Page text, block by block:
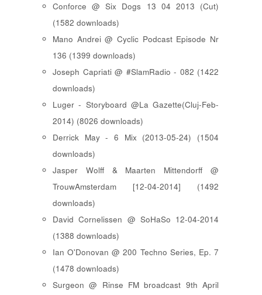
Conforce @ Six Dogs 13 04 2013 (Cut)
(1582 downloads)
Mano Andrei @ Cyclic Podcast Episode Nr
136 (1399 downloads)
Joseph Capriati @ #SlamRadio - 082 (1422
downloads)
Luger - Storyboard @La Gazette(Cluj-Feb-
2014) (8026 downloads)
Derrick May - 6 Mix (2013-05-24) (1504
downloads)
Jasper Wolff & Maarten Mittendorff @
TrouwAmsterdam [12-04-2014] (1492
downloads)
David Cornelissen @ SoHaSo 12-04-2014
(1388 downloads)
Ian O'Donovan @ 200 Techno Series, Ep. 7
(1478 downloads)
Surgeon @ Rinse FM broadcast 9th April